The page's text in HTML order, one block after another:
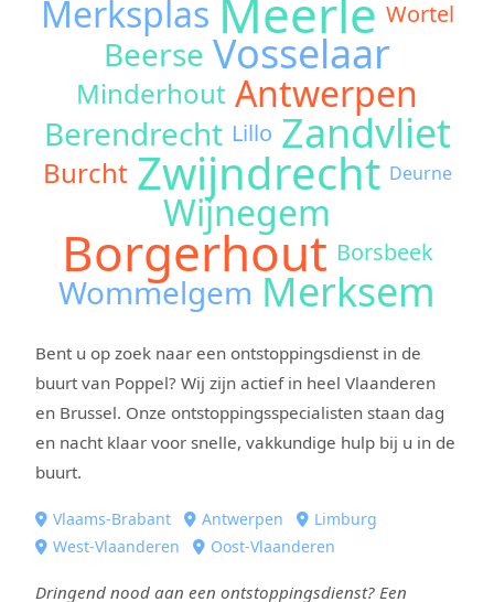
Merksplas Meerle Wortel
Beerse Vosselaar
Minderhout Antwerpen
Berendrecht Lillo Zandvliet
Burcht Zwijndrecht Deurne
Wijnegem
Borgerhout Borsbeek
Wommelgem Merksem
Bent u op zoek naar een ontstoppingsdienst in de
buurt van Poppel? Wij zijn actief in heel Vlaanderen
en Brussel. Onze ontstoppingsspecialisten staan dag
en nacht klaar voor snelle, vakkundige hulp bij u in de
buurt.
Vlaams-Brabant Antwerpen
Limburg
West-Vlaanderen
Oost-Vlaanderen
Dringend nood aan een ontstoppingsdienst? Een